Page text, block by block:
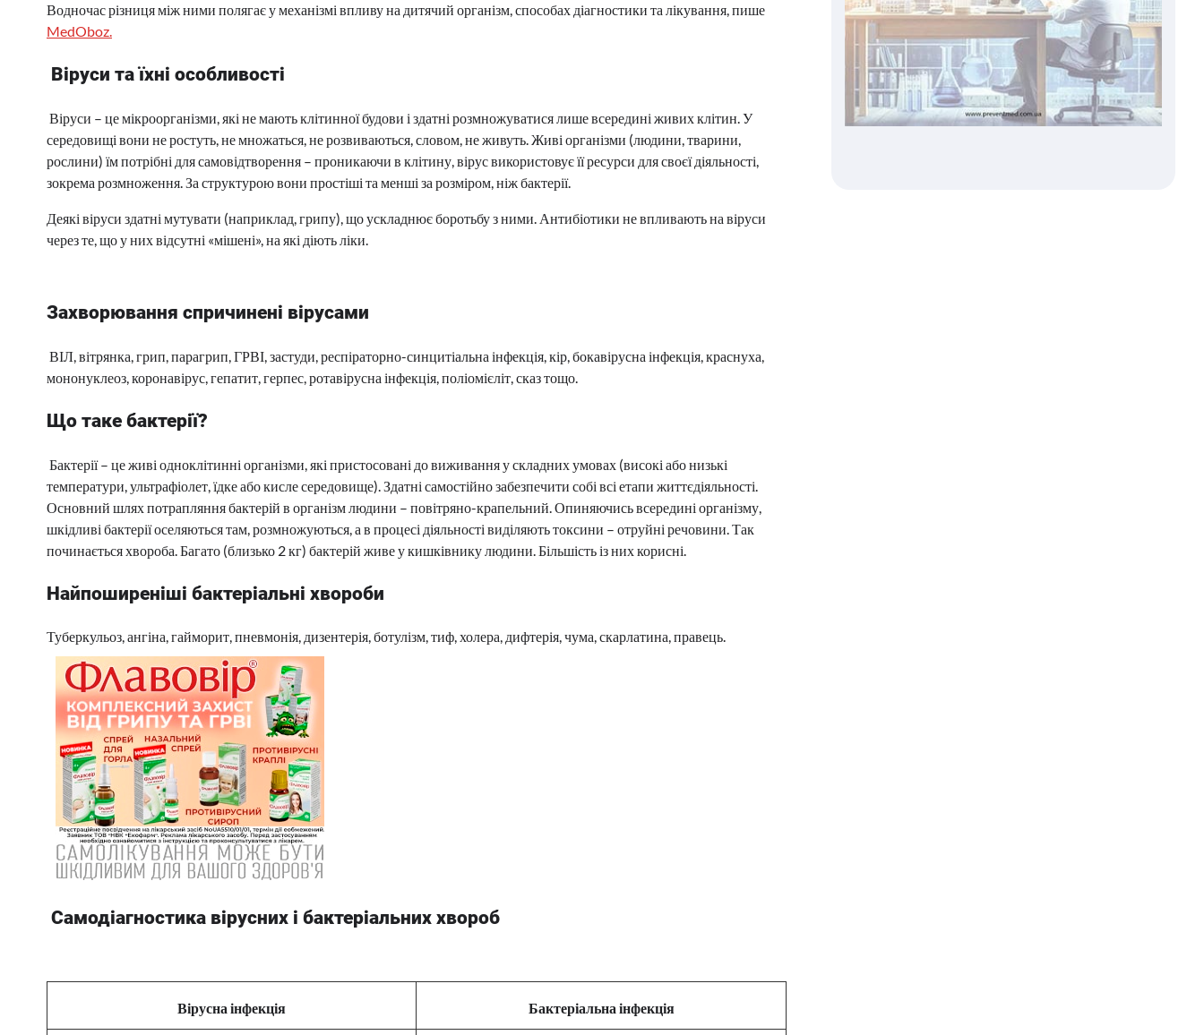
Водночас різниця між ними полягає у механізмі впливу на дитячий організм, способах діагностики та лікування, пише
MedOboz.
Віруси та їхні особливості
Віруси – це мікроорганізми, які не мають клітинної будови і здатні розмножуватися лише всередині живих клітин. У
середовищі вони не ростуть, не множаться, не розвиваються, словом, не живуть. Живі організми (людини, тварини,
рослини) їм потрібні для самовідтворення – проникаючи в клітину, вірус використовує її ресурси для своєї діяльності,
зокрема розмноження. За структурою вони простіші та менші за розміром, ніж бактерії.
Деякі віруси здатні мутувати (наприклад, грипу), що ускладнює боротьбу з ними. Антибіотики не впливають на віруси
через те, що у них відсутні «мішені», на які діють ліки.
Захворювання спричинені вірусами
ВІЛ, вітрянка, грип, парагрип, ГРВІ, застуди, респіраторно-синцитіальна інфекція, кір, бокавірусна інфекція, краснуха,
мононуклеоз, коронавірус, гепатит, герпес, ротавірусна інфекція, поліомієліт, сказ тощо.
Що таке бактерії?
Бактерії – це живі одноклітинні організми, які пристосовані до виживання у складних умовах (високі або низькі
температури, ультрафіолет, їдке або кисле середовище). Здатні самостійно забезпечити собі всі етапи життєдіяльності.
Основний шлях потрапляння бактерій в організм людини – повітряно-крапельний. Опиняючись всередині організму,
шкідливі бактерії оселяються там, розмножуються, а в процесі діяльності виділяють токсини – отруйні речовини. Так
починається хвороба. Багато (близько 2 кг) бактерій живе у кишківнику людини. Більшість із них корисні.
Найпоширеніші бактеріальні хвороби
Туберкульоз, ангіна, гайморит, пневмонія, дизентерія, ботулізм, тиф, холера, дифтерія, чума, скарлатина, правець.
Самодіагностика вірусних і бактеріальних хвороб
Вірусна інфекція Бактеріальна інфекція